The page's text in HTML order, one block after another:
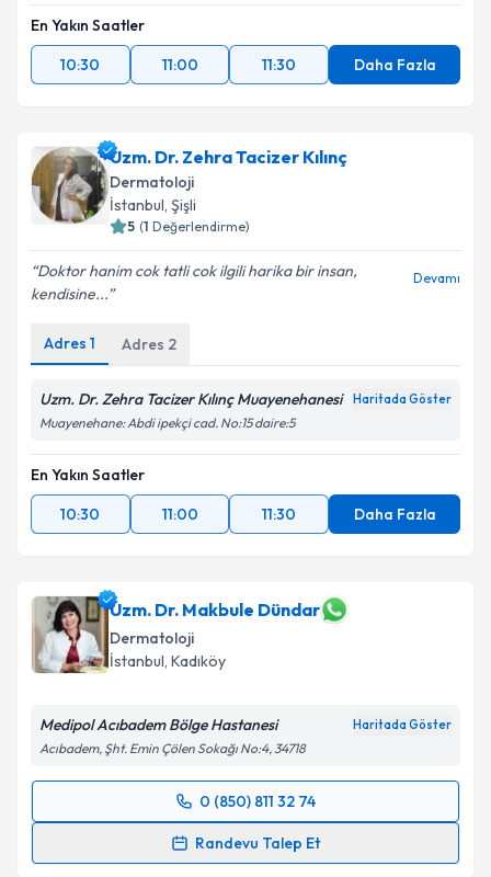
En Yakın Saatler
10:30
11:00 11:30 Daha Fazla
Uzm. Dr. Zehra Tacizer Kılınç
Dermatoloji
İstanbul, Şişli
5 (1 Değerlendirme)
Doktor hanim cok tatli cok ilgili harika bir insan,
kendisine...
Devamı
Adres 1 Adres 2
Uzm. Dr. Zehra Tacizer Kılınç Muayenehanesi Haritada Göster
Muayenehane: Abdi ipekçi cad. No:15 daire:5
En Yakın Saatler
10:30
11:00 11:30 Daha Fazla
Uzm. Dr. Makbule Dündar
Dermatoloji
İstanbul, Kadıköy
Medipol Acıbadem Bölge Hastanesi Haritada Göster
Acıbadem, Şht. Emin Çölen Sokağı No:4, 34718
0 (850) 811 32 74
Randevu Talep Et
Randevu Takvimi Talebi